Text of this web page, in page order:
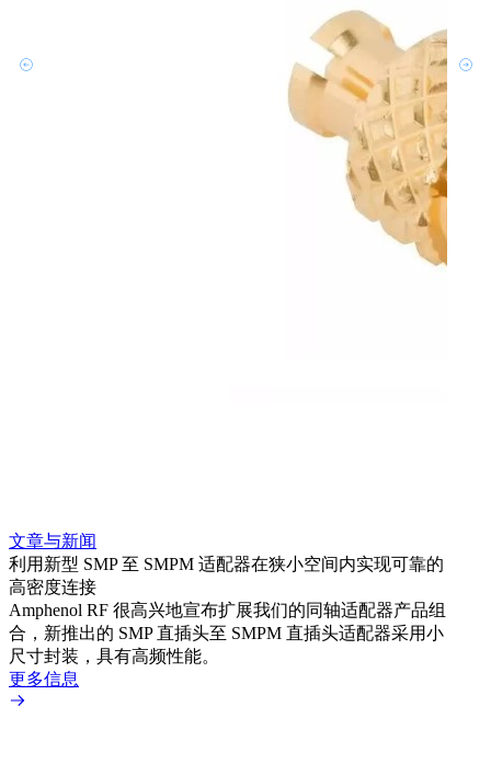
文章与新闻
利用新型 SMP 至 SMPM 适配器在狭小空间内实现可靠的
高密度连接
Amphenol RF 很高兴地宣布扩展我们的同轴适配器产品组
合，新推出的 SMP 直插头至 SMPM 直插头适配器采用小
尺寸封装，具有高频性能。
更多信息